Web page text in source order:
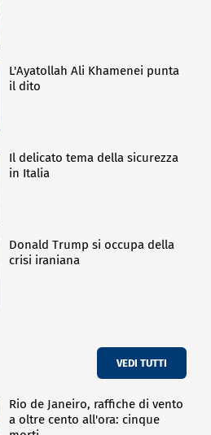
L'Ayatollah Ali Khamenei punta
il dito
Il delicato tema della sicurezza
in Italia
Donald Trump si occupa della
crisi iraniana
VEDI TUTTI
Rio de Janeiro, raffiche di vento
a oltre cento all'ora: cinque